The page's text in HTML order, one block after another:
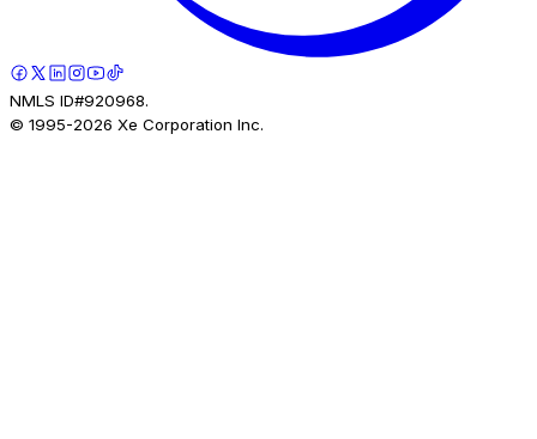
NMLS ID#920968.
© 1995-2026 Xe Corporation Inc.